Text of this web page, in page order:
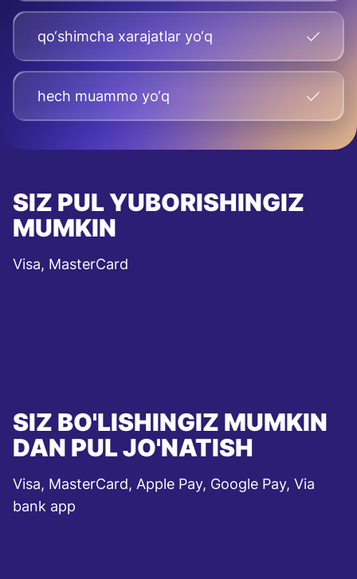
qo‘shimcha xarajatlar yo‘q
hech muammo yo‘q
SIZ PUL YUBORISHINGIZ
MUMKIN
Visa, MasterCard
SIZ BO'LISHINGIZ MUMKIN
DAN PUL JO'NATISH
Visa, MasterCard, Apple Pay, Google Pay, Via
bank app